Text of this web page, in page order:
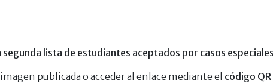
segunda lista de estudiantes aceptados por casos especiales
publicada o acceder al enlace mediante el código QR